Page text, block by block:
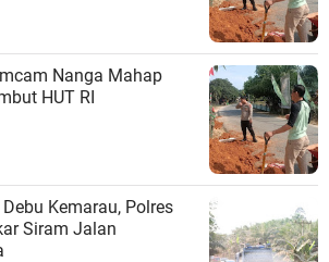
Nanga Mahap
HUT RI
Kemarau, Polres
Siram Jalan